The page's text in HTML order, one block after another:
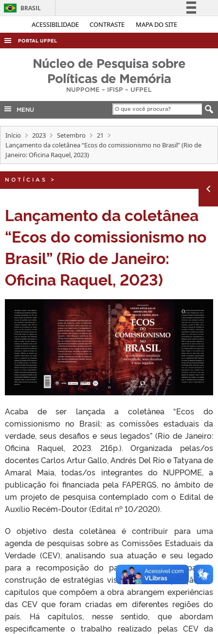
ACESSIBILIDADE CONTRASTE MAPA DO SITE
BRASIL
Simplifique!
Acesso à informação
Legislação
PORTAL UFPEL
ACESSO À INFORMAÇÃO
CONCURSOS
OUVIDORIA
TELEFONES
Núcleo de Pesquisa sobre
Políticas de Memória
NUPPOME – IFISP – UFPEL
MENU
Início 2023 Setembro
21
Lançamento da coletânea “Ecos do comissionismo no Brasil” (Rio de
Janeiro: Oficina Raquel, 2023)
NOTÍCIAS >
Lançamento da coletânea
“Ecos do comissionismo no
Brasil” (Rio de Janeiro:
Oficina Raquel, 2023)
Acaba de ser lançada a coletânea “Ecos do
comissionismo no Brasil: as comissões estaduais da
verdade, seus desafios e seus legados” (Rio de Janeiro:
Oficina Raquel, 2023. 216p.). Organizada pelas/os
docentes Carlos Artur Gallo, Andrés Del Río e Tatyana de
Amaral Maia, todas/os integrantes do NUPPOME, a
publicação foi financiada pela FAPERGS, no âmbito de
um projeto de pesquisa contemplado com o Edital de
Auxílio Recém-Doutor (Edital nº 10/2020).
O objetivo desta coletânea é contribuir para uma
agenda de pesquisas sobre as Comissões Estaduais da
Verdade (CEV), analisando sua atuação e seu legado
para a recomposição do passado recente e para a
construção de estratégias visando a não repetição. Os
capítulos que compõem a obra abrangem experiências
das CEV que foram criadas em diferentes regiões do
país. Há capítulos, nesse sentido, que abordam
especificamente o trabalho realizado pelas CEV da